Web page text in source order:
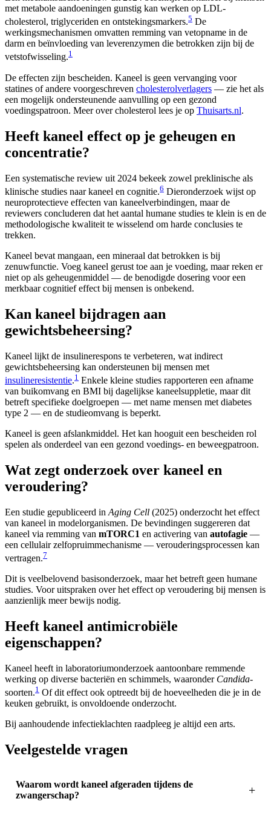
met metabole aandoeningen gunstig kan werken op LDL-
cholesterol, triglyceriden en ontstekingsmarkers.5 De
werkingsmechanismen omvatten remming van vetopname in de
darm en beïnvloeding van leverenzymen die betrokken zijn bij de
vetstofwisseling.1
De effecten zijn bescheiden. Kaneel is geen vervanging voor
statines of andere voorgeschreven cholesterolverlagers — zie het als
een mogelijk ondersteunende aanvulling op een gezond
voedingspatroon. Meer over cholesterol lees je op Thuisarts.nl.
Heeft kaneel effect op je geheugen en
concentratie?
Een systematische review uit 2024 bekeek zowel preklinische als
klinische studies naar kaneel en cognitie.6 Dieronderzoek wijst op
neuroprotectieve effecten van kaneelverbindingen, maar de
reviewers concluderen dat het aantal humane studies te klein is en de
methodologische kwaliteit te wisselend om harde conclusies te
trekken.
Kaneel bevat mangaan, een mineraal dat betrokken is bij
zenuwfunctie. Voeg kaneel gerust toe aan je voeding, maar reken er
niet op als geheugenmiddel — de benodigde dosering voor een
merkbaar cognitief effect bij mensen is onbekend.
Kan kaneel bijdragen aan
gewichtsbeheersing?
Kaneel lijkt de insulinerespons te verbeteren, wat indirect
gewichtsbeheersing kan ondersteunen bij mensen met
insulineresistentie.1 Enkele kleine studies rapporteren een afname
van buikomvang en BMI bij dagelijkse kaneelsuppletie, maar dit
betreft specifieke doelgroepen — met name mensen met diabetes
type 2 — en de studieomvang is beperkt.
Kaneel is geen afslankmiddel. Het kan hooguit een bescheiden rol
spelen als onderdeel van een gezond voedings- en beweegpatroon.
Wat zegt onderzoek over kaneel en
veroudering?
Een studie gepubliceerd in Aging Cell (2025) onderzocht het effect
van kaneel in modelorganismen. De bevindingen suggereren dat
kaneel via remming van mTORC1 en activering van autofagie —
een cellulair zelfopruimmechanisme — verouderingsprocessen kan
vertragen.7
Dit is veelbelovend basisonderzoek, maar het betreft geen humane
studies. Voor uitspraken over het effect op veroudering bij mensen is
aanzienlijk meer bewijs nodig.
Heeft kaneel antimicrobiële
eigenschappen?
Kaneel heeft in laboratoriumonderzoek aantoonbare remmende
werking op diverse bacteriën en schimmels, waaronder Candida-
soorten.1 Of dit effect ook optreedt bij de hoeveelheden die je in de
keuken gebruikt, is onvoldoende onderzocht.
Bij aanhoudende infectieklachten raadpleeg je altijd een arts.
Veelgestelde vragen
Waarom wordt kaneel afgeraden tijdens de
zwangerschap?